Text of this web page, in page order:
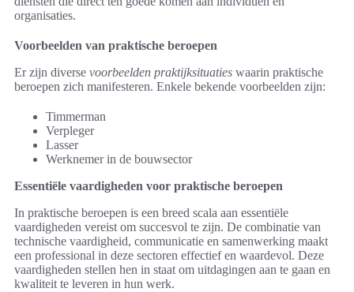
organisaties.
Voorbeelden van praktische beroepen
Er zijn diverse voorbeelden praktijksituaties waarin praktische
beroepen zich manifesteren. Enkele bekende voorbeelden zijn:
Timmerman
Verpleger
Lasser
Werknemer in de bouwsector
Essentiële vaardigheden voor praktische beroepen
In praktische beroepen is een breed scala aan essentiële
vaardigheden vereist om succesvol te zijn. De combinatie van
technische vaardigheid, communicatie en samenwerking maakt
een professional in deze sectoren effectief en waardevol. Deze
vaardigheden stellen hen in staat om uitdagingen aan te gaan en
kwaliteit te leveren in hun werk.